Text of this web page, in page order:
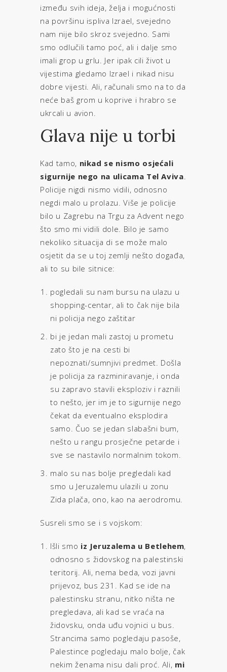
između svih ideja, želja i mogućnosti
na površinu ispliva Izrael, svejedno
nam nije bilo skroz svejedno. Sami
smo odlučili tamo poć, ali i dalje smo
imali grop u grlu. Jer ipak cili život u
vijestima gledamo Izrael i nikad nisu
dobre vijesti. Ali, računali smo na to da
neće baš grom u koprive i hrabro se
ukrcali u avion.
Glava nije u torbi
Kad tamo, nikad se nismo osjećali
sigurnije nego na ulicama Tel Aviva.
Policije nigdi nismo vidili, odnosno
negdi malo u prolazu. Više je policije
bilo u Zagrebu na Trgu za Advent nego
što smo mi vidili dole. Bilo je samo
nekoliko situacija di se može malo
osjetit da se u toj zemlji nešto događa,
ali to su bile sitnice:
pogledali su nam bursu na ulazu u
shopping-centar, ali to čak nije bila
ni policija nego zaštitar
bi je jedan mali zastoj u prometu
zato što je na cesti bi
nepoznati/sumnjivi predmet. Došla
je policija za razminiravanje, i onda
su zapravo stavili eksploziv i raznili
to nešto, jer im je to sigurnije nego
čekat da eventualno eksplodira
samo. Čuo se jedan slabašni bum,
nešto u rangu prosječne petarde i
sve se nastavilo normalnim tokom.
malo su nas bolje pregledali kad
smo u Jeruzalemu ulazili u zonu
Zida plača, ono, kao na aerodromu.
Susreli smo se i s vojskom:
Išli smo iz Jeruzalema u Betlehem,
odnosno s židovskog na palestinski
teritorij. Ali, nema beda, vozi javni
prijevoz, bus 231. Kad se ide na
palestinsku stranu, nitko ništa ne
pregledava, ali kad se vraća na
židovsku, onda uđu vojnici u bus.
Strancima samo pogledaju pasoše,
Palestince pogledaju malo bolje, čak
nekim ženama nisu dali proć. Ali, mi